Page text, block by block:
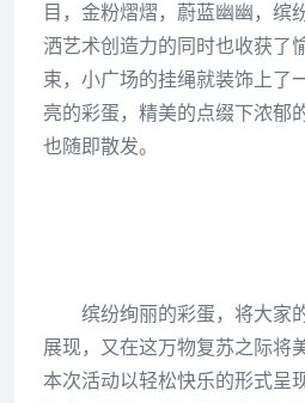
目，金粉熠熠，蔚蓝幽幽，缤
洒艺术创造力的同时也收获了
束，小广场的挂绳就装饰上了
亮的彩蛋，精美的点缀下浓郁
也随即散发。
缤纷绚丽的彩蛋，将大家
展现，又在这万物复苏之际将
本次活动以轻松快乐的形式呈